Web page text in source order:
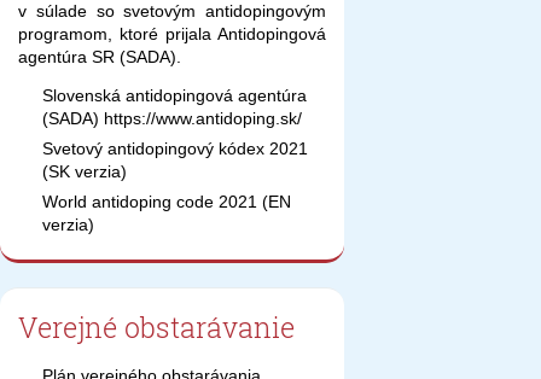
v súlade so svetovým antidopingovým
programom, ktoré prijala Antidopingová
agentúra SR (SADA).
Slovenská antidopingová agentúra
(SADA) https://www.antidoping.sk/
Svetový antidopingový kódex 2021
(SK verzia)
World antidoping code 2021 (EN
verzia)
Verejné obstarávanie